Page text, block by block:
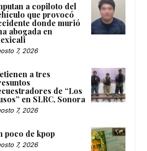
a copiloto del
que provocó
donde murió
abogada en
7, 2026
a tres
de “Los
en SLRC, Sonora
7, 2026
poco de kpop
7, 2026